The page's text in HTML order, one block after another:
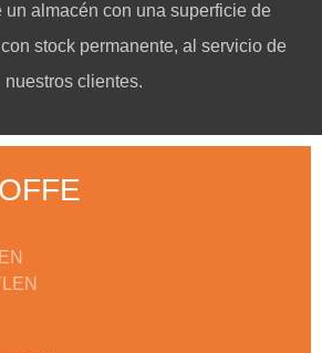
un almacén con una superficie de
stock permanente, al servicio de
nuestros clientes.